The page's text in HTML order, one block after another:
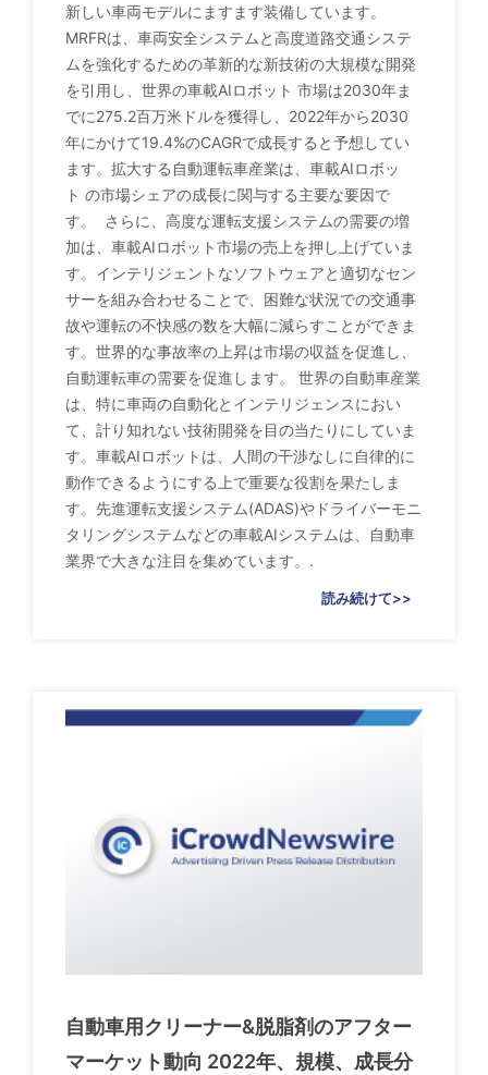
新しい車両モデルにますます装備しています。
MRFRは、車両安全システムと高度道路交通システ
ムを強化するための革新的な新技術の大規模な開発
を引用し、世界の車載AIロボット 市場は2030年ま
でに275.2百万米ドルを獲得し、2022年から2030
年にかけて19.4%のCAGRで成長すると予想してい
ます。拡大する自動運転車産業は、車載AIロボッ
ト の市場シェアの成長に関与する主要な要因で
す。 さらに、高度な運転支援システムの需要の増
加は、車載AIロボット市場の売上を押し上げていま
す。インテリジェントなソフトウェアと適切なセン
サーを組み合わせることで、困難な状況での交通事
故や運転の不快感の数を大幅に減らすことができま
す。世界的な事故率の上昇は市場の収益を促進し、
自動運転車の需要を促進します。 世界の自動車産業
は、特に車両の自動化とインテリジェンスにおい
て、計り知れない技術開発を目の当たりにしていま
す。車載AIロボットは、人間の干渉なしに自律的に
動作できるようにする上で重要な役割を果たしま
す。先進運転支援システム(ADAS)やドライバーモニ
タリングシステムなどの車載AIシステムは、自動車
業界で大きな注目を集めています。.
読み続けて>>
自動車用クリーナー&脱脂剤のアフター
マーケット動向 2022年、規模、成長分